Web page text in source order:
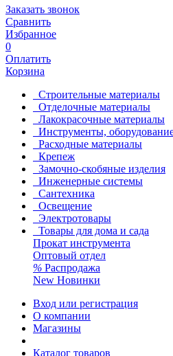
Заказать звонок
Сравнить
Избранное
0
Оплатить
Корзина
Строительные материалы
Отделочные материалы
Лакокрасочные материалы
Инструменты,
Расходные материалы
Крепеж
Замочно-скобяные изделия
Инженерные системы
Сантехника
Освещение
Электротовары
Товары для дома и сада
Прокат инструмента
Оптовый отдел
% Распродажа
New Новинки
Вход или регистрация
О компании
Магазины
Каталог товаров